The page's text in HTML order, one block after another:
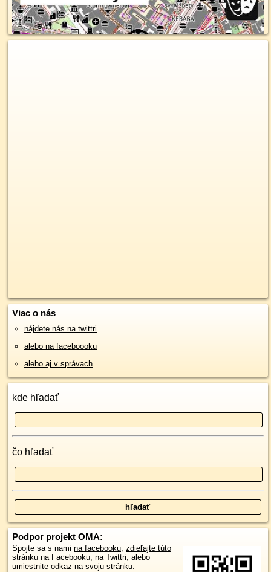
Viac o nás
nájdete nás na twittri
alebo na faceboooku
alebo aj v správach
kde hľadať
čo hľadať
Podpor projekt OMA:
Spojte sa s nami na facebooku zdieľajte túto
stránku na Facebooku na Twittri , alebo
umiestnite odkaz na svoju stránku.